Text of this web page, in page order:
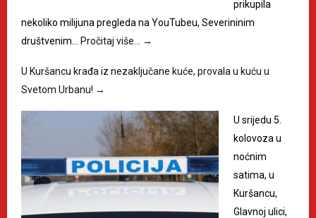
prikupila
nekoliko milijuna pregleda na YouTubeu, Severininim
društvenim…
Pročitaj više… →
U Kuršancu krađa iz nezaključane kuće, provala u kuću u
Svetom Urbanu! →
U srijedu 5.
kolovoza u
noćnim
satima, u
Kuršancu,
Glavnoj ulici,